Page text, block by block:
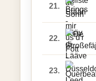
21.
22.
23.